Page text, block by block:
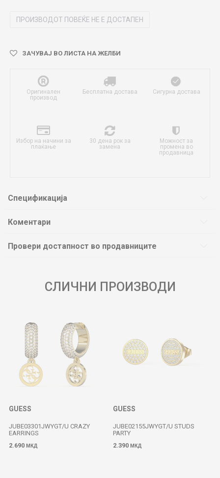
ПРОИЗВОДОТ ПОВЕЌЕ НЕ Е ДОСТАПЕН
ЗАЧУВАЈ ВО ЛИСТА НА ЖЕЛБИ
Оригинален
производ
Бесплатна достава Сигурна достава
Избор на начини за
плаќање
30 дена рок за
замена
Можност за
промена во
продавница
Спецификација
Коментари
Провери достапност во продавниците
СЛИЧНИ ПРОИЗВОДИ
GUESS
JUBE03301JWYGT/U CRAZY
EARRINGS
2.690 МКД
GUESS
JUBE02155JWYGT/U STUDS
PARTY
2.390 МКД